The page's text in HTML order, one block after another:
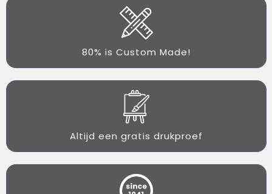
80% is Custom Made!
Altijd een gratis drukproef